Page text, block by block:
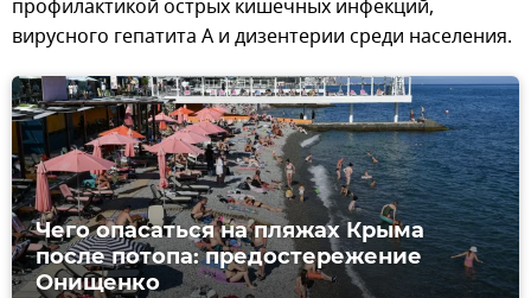
профилактикой острых кишечных инфекций,
вирусного гепатита А и дизентерии среди населения.
Чего опасаться на пляжах Крыма
после потопа: предостережение
Онищенко